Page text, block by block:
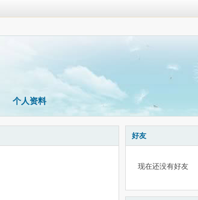
个人资料
好友
现在还没有好友